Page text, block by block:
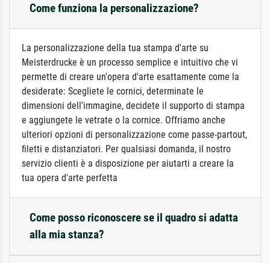
Come funziona la personalizzazione?
La personalizzazione della tua stampa d'arte su
Meisterdrucke è un processo semplice e intuitivo che vi
permette di creare un'opera d'arte esattamente come la
desiderate: Scegliete le cornici, determinate le
dimensioni dell'immagine, decidete il supporto di stampa
e aggiungete le vetrate o la cornice. Offriamo anche
ulteriori opzioni di personalizzazione come passe-partout,
filetti e distanziatori. Per qualsiasi domanda, il nostro
servizio clienti è a disposizione per aiutarti a creare la
tua opera d'arte perfetta
Come posso riconoscere se il quadro si adatta
alla mia stanza?